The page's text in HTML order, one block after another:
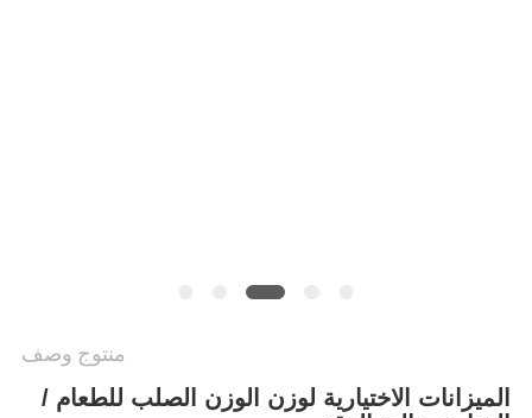
منتوج وصف
الميزانات الاختيارية لوزن الوزن الصلب للطعام /